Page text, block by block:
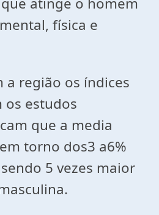
física e
a região os índices
os estudos
que a media
torno dos3 a6%
5 vezes maior